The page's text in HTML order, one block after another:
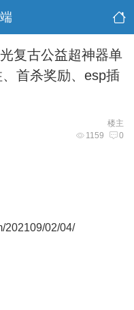
复古公益超神器单
首杀奖励、esp插
楼主
1159 0
202109/02/04/